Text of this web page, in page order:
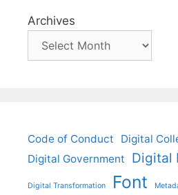
Archives
Code of Conduct
Digital
Digital Government
Digital
Digital Transformation Font